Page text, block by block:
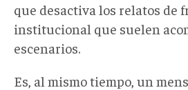
que desactiva los relatos de
institucional que suelen
escenarios.
Es, al mismo tiempo, un